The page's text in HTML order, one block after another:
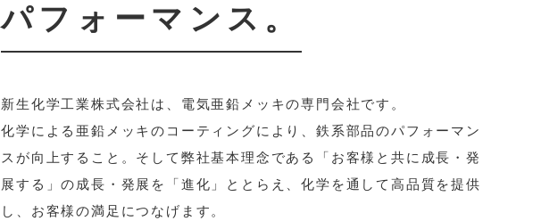
パフォーマンス。
新生化学工業株式会社は、電気亜鉛メッキの専門会社です。
化学による亜鉛メッキのコーティングにより、鉄系部品のパフォーマン
スが向上すること。そして弊社基本理念である「お客様と共に成長・発
展する」の成長・発展を「進化」ととらえ、化学を通して高品質を提供
し、お客様の満足につなげます。